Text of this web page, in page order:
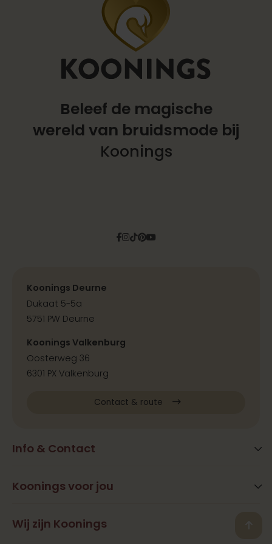
Beleef de magische
wereld van bruidsmode bij
Koonings
Facebook
Instagram
Tiktok
Pinterest
YouTube
Info & Contact
FAQ
Vestigingen
Koonings voor jou
Beauty
Wij zijn Koonings
Koonings Deurne
Dukaat 5-5a
5751 PW Deurne
Koonings Valkenburg
Oosterweg 36
6301 PX Valkenburg
Contact & route